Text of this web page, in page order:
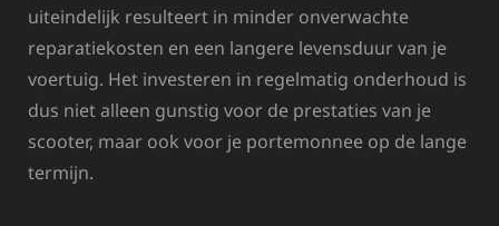
uiteindelijk resulteert in minder onverwachte
reparatiekosten en een langere levensduur van je
voertuig. Het investeren in regelmatig onderhoud is
dus niet alleen gunstig voor de prestaties van je
scooter, maar ook voor je portemonnee op de lange
termijn.